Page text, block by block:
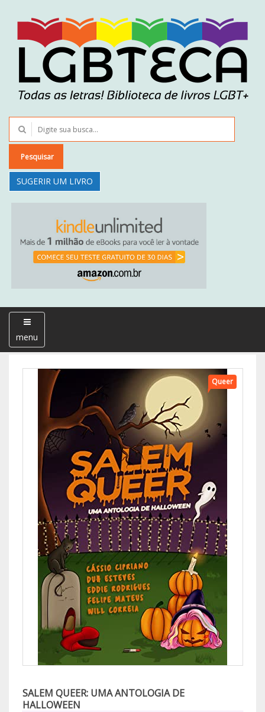
Pesquisar
SUGERIR UM LIVRO
menu
Queer
SALEM QUEER: UMA ANTOLOGIA DE
HALLOWEEN